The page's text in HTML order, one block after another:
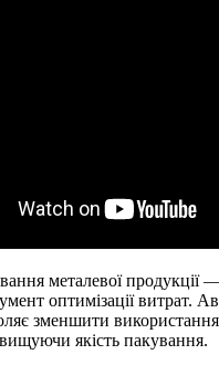
металевої продукції
оптимізації витрат.
зменшити використання
якість пакування.